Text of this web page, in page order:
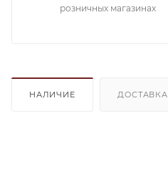
розничных магазинах
НАЛИЧИЕ ДОСТАВКА